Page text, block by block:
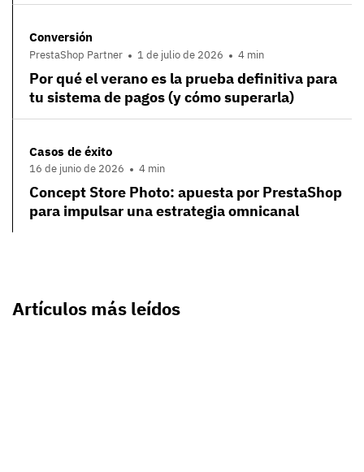
Conversión
PrestaShop Partner 1 de julio de 2026 4 min
Por qué el verano es la prueba definitiva para
tu sistema de pagos (y cómo superarla)
Casos de éxito
16 de junio de 2026 4 min
Concept Store Photo: apuesta por PrestaShop
para impulsar una estrategia omnicanal
Artículos más leídos